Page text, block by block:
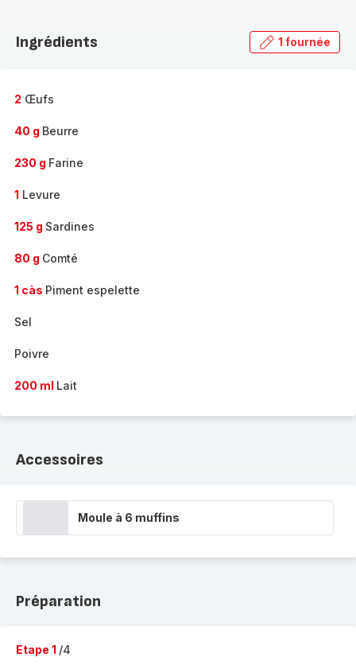
gamme
Ingrédients 1 fournée
2 Œufs
40 g Beurre
230 g Farine
1 Levure
125 g Sardines
80 g Comté
1 càs Piment espelette
Sel
Poivre
200 ml Lait
Accessoires
Moule à 6 muffins
Préparation
Etape 1 /4